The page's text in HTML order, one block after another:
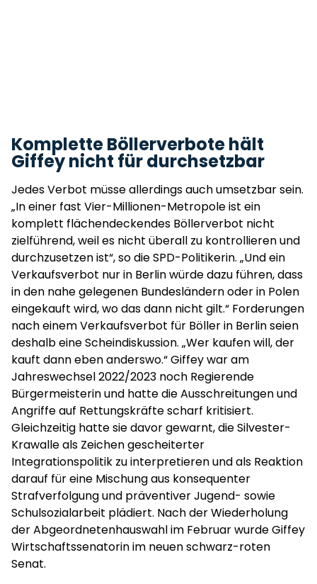
Komplette Böllerverbote hält
Giffey nicht für durchsetzbar
Jedes Verbot müsse allerdings auch umsetzbar sein.
„In einer fast Vier-Millionen-Metropole ist ein
komplett flächendeckendes Böllerverbot nicht
zielführend, weil es nicht überall zu kontrollieren und
durchzusetzen ist“, so die SPD-Politikerin. „Und ein
Verkaufsverbot nur in Berlin würde dazu führen, dass
in den nahe gelegenen Bundesländern oder in Polen
eingekauft wird, wo das dann nicht gilt.“ Forderungen
nach einem Verkaufsverbot für Böller in Berlin seien
deshalb eine Scheindiskussion. „Wer kaufen will, der
kauft dann eben anderswo.“ Giffey war am
Jahreswechsel 2022/2023 noch Regierende
Bürgermeisterin und hatte die Ausschreitungen und
Angriffe auf Rettungskräfte scharf kritisiert.
Gleichzeitig hatte sie davor gewarnt, die Silvester-
Krawalle als Zeichen gescheiterter
Integrationspolitik zu interpretieren und als Reaktion
darauf für eine Mischung aus konsequenter
Strafverfolgung und präventiver Jugend- sowie
Schulsozialarbeit plädiert. Nach der Wiederholung
der Abgeordnetenhauswahl im Februar wurde Giffey
Wirtschaftssenatorin im neuen schwarz-roten
Senat.